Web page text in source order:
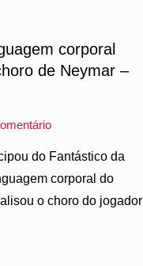
corporal
de Neymar –
do Fantástico da
corporal do
o choro do jogador